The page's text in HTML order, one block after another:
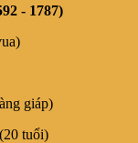
- 1787)
giáp)
tuổi)